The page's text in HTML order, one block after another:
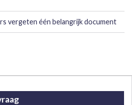
vergeten één belangrijk document